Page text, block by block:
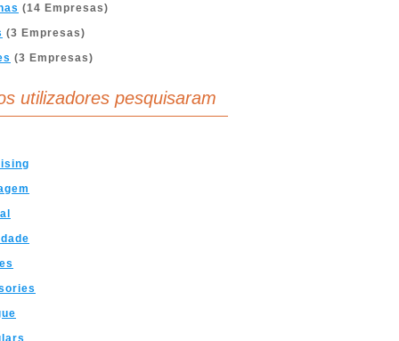
(14 Empresas)
(3 Empresas)
(3 Empresas)
utilizadores pesquisaram